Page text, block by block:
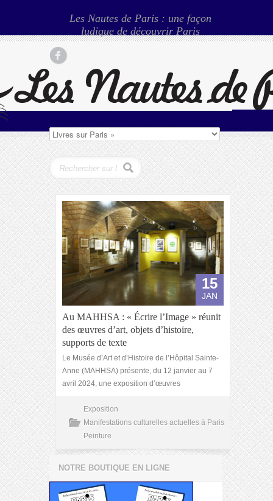
Les Nautes de Paris : une façon
ludique de découvrir Paris
15
JAN
Au MAHHSA : « Écrire l’Image » réunit
des œuvres d’art, objets d’histoire,
supports de texte
Le Musée d’Art et d’Histoire de l’Hôpital Sainte-
Anne (MAHHSA) présente, du 12 janvier au 7
avril 2024, une exposition d’œuvres
Exposition
Manifestations culturelles actuelles à Paris
Peinture
NOTRE BOUTIQUE EN LIGNE